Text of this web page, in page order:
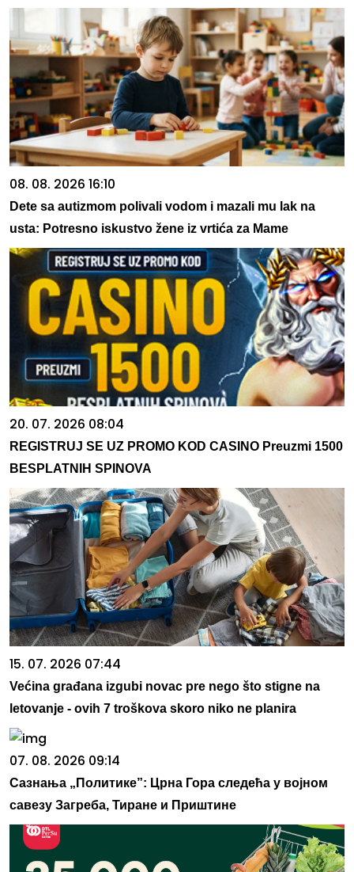
08. 08. 2026 16:10
Dete sa autizmom polivali vodom i mazali mu lak na
usta: Potresno iskustvo žene iz vrtića za Mame
20. 07. 2026 08:04
REGISTRUJ SE UZ PROMO KOD CASINO Preuzmi 1500
BESPLATNIH SPINOVA
15. 07. 2026 07:44
Većina građana izgubi novac pre nego što stigne na
letovanje - ovih 7 troškova skoro niko ne planira
07. 08. 2026 09:14
Сазнања „Политике”: Црна Гора следећа у војном
савезу Загреба, Тиране и Приштине